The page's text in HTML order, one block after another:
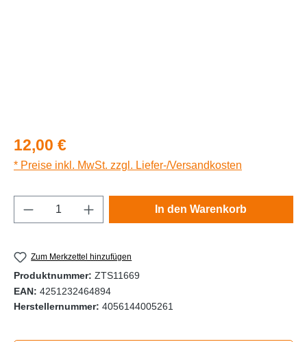
Regulärer Preis:
12,00 €
* Preise inkl. MwSt. zzgl. Liefer-/Versandkosten
Produkt Anzahl: Gib den gewünschten
In den Warenkorb
Zum Merkzettel hinzufügen
Produktnummer: ZTS11669
EAN: 4251232464894
Herstellernummer: 4056144005261